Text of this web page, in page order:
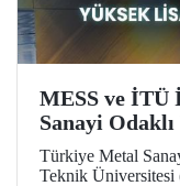
MESS ve
Sanayi
Programı
Türkiye Metal
Teknik